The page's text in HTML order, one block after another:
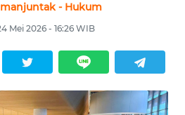
- Hukum
Mei 2026 - 16:26 WIB